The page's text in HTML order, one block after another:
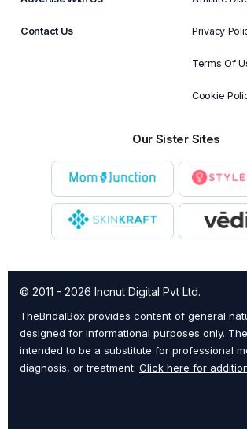
Contact Us Privacy
Terms Of
Cookie
Our Sister Sites
© 2011 - 2026 Incnut Digital Pvt Ltd.
TheBridalBox provides content of general
designed for informational purposes only.
intended to be a substitute for professional
diagnosis, or treatment. Click here for